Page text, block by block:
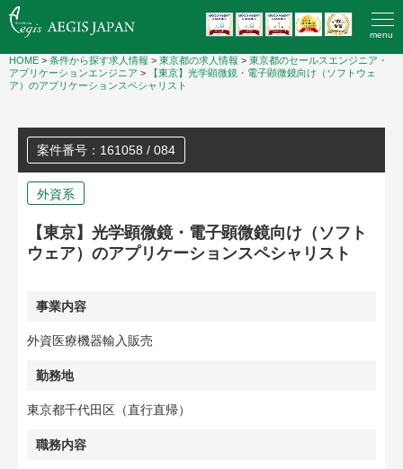
menu
HOME > 条件から探す求人情報 > 東京都の求人情報 > 東京都のセールスエンジニア・
アプリケーションエンジニア >
【東京】光学顕微鏡・電子顕微鏡向け（ソフトウェ
ア）のアプリケーションスペシャリスト
案件番号：161058 / 084
外資系
【東京】光学顕微鏡・電子顕微鏡向け（ソフト
ウェア）のアプリケーションスペシャリスト
事業内容
外資医療機器輸入販売
勤務地
東京都千代田区（直行直帰）
職務内容